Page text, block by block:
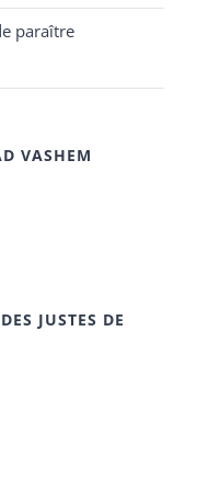
paraître
VASHEM
JUSTES DE